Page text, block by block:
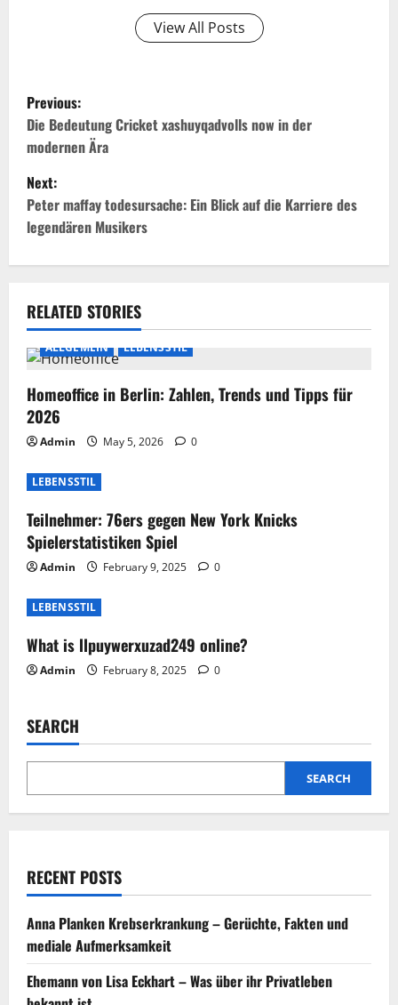
View All Posts
P
o
s
t
n
v
i
g
a
t
i
o
n
Previous:
Die Bedeutung Cricket xashuyqadvolls now in der
modernen Ära
Next:
Peter maffay todesursache: Ein Blick auf die Karriere des
legendären Musikers
RELATED STORIES
ALLGEMEIN LEBENSSTIL
Homeoffice in Berlin: Zahlen, Trends und Tipps für
2026
Admin May 5, 2026 0
LEBENSSTIL
Teilnehmer: 76ers gegen New York Knicks
Spielerstatistiken Spiel
Admin February 9, 2025 0
LEBENSSTIL
What is llpuywerxuzad249 online?
Admin February 8, 2025 0
SEARCH
SEARCH
RECENT POSTS
Anna Planken Krebserkrankung – Gerüchte, Fakten und
mediale Aufmerksamkeit
Ehemann von Lisa Eckhart – Was über ihr Privatleben